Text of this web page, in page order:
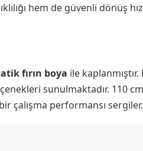
hem de güvenli dönüş
fırın boya ile
sunulmaktadır. 110
çalışma performansı sergiler.